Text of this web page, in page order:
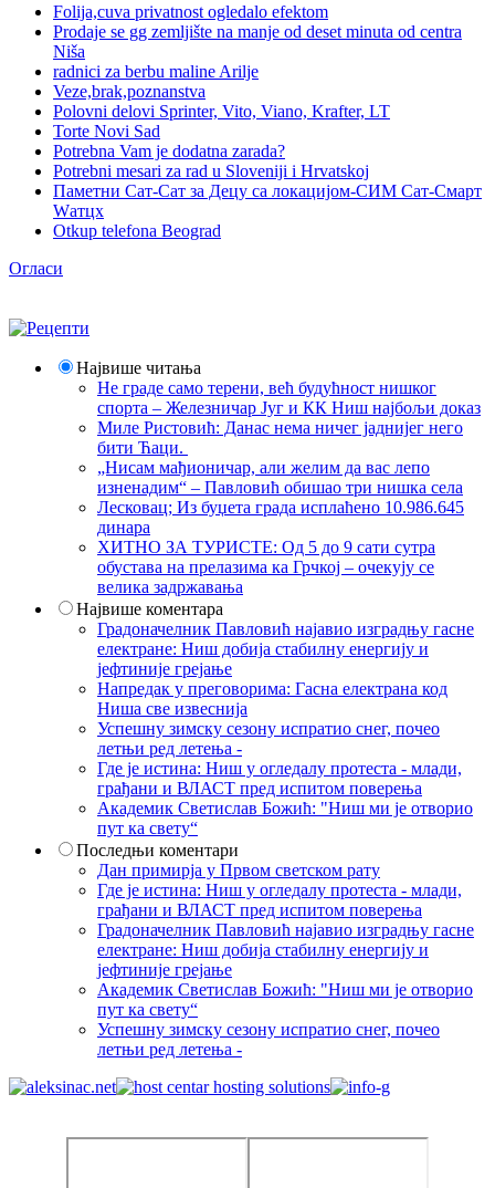
Folija,cuva privatnost ogledalo efektom
Prodaje se gg zemljište na manje od deset minuta od centra
Niša
radnici za berbu maline Arilje
Veze,brak,poznanstva
Polovni delovi Sprinter, Vito, Viano, Krafter, LT
Torte Novi Sad
Potrebna Vam je dodatna zarada?
Potrebni mesari za rad u Sloveniji i Hrvatskoj
Паметни Сат-Сат за Децу са локацијом-СИМ Сат-Смарт
Wатцх
Otkup telefona Beograd
Огласи
Највише читања
Не граде само терени, већ будућност нишког
спорта – Железничар Југ и КК Ниш најбољи доказ
Миле Ристовић: Данас нема ничег јаднијег него
бити Ћаци.
„Нисам мађионичар, али желим да вас лепо
изненадим“ – Павловић обишао три нишка села
Лесковац; Из буџета града исплаћено 10.986.645
динара
ХИТНО ЗА ТУРИСТЕ: Од 5 до 9 сати сутра
обустава на прелазима ка Грчкој – очекују се
велика задржавања
Највише коментара
Градоначелник Павловић најавио изградњу гасне
електране: Ниш добија стабилну енергију и
јефтиније грејање
Напредак у преговорима: Гасна електрана код
Ниша све извеснија
Успешну зимску сезону испратио снег, почео
летњи ред летења -
Где је истина: Ниш у огледалу протеста - млади,
грађани и ВЛАСТ пред испитом поверења
Академик Светислав Божић: "Ниш ми је отворио
пут ка свету“
Последњи коментари
Дан примирја у Првом светском рату
Где је истина: Ниш у огледалу протеста - млади,
грађани и ВЛАСТ пред испитом поверења
Градоначелник Павловић најавио изградњу гасне
електране: Ниш добија стабилну енергију и
јефтиније грејање
Академик Светислав Божић: "Ниш ми је отворио
пут ка свету“
Успешну зимску сезону испратио снег, почео
летњи ред летења -